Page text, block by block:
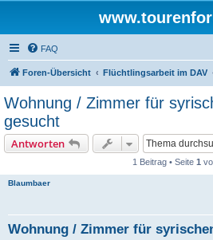
FAQ
Foren-Übersicht Flüchtlingsarbeit im DAV
Wohnung / Zimmer für
gesucht
Antworten
1 Beitrag • Seite 1
Blaumbaer
Wohnung / Zimmer für